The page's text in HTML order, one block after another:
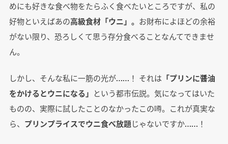
めにも好きな食べ物をたらふく食べたいところですが、私の
好物といえばあの高級食材「ウニ」。 お財布によほどの余裕
がない限り、恐ろしくて思う存分食べることなんてできませ
ん。
しかし、そんな私に一筋の光が……！ それは 「プリンに醤油
をかけるとウニになる」 という都市伝説。気になってはいた
ものの、実際に試したことのなかったこの噂。これが真実な
ら、 プリンプライスでウニ食べ放題じゃないですか……！